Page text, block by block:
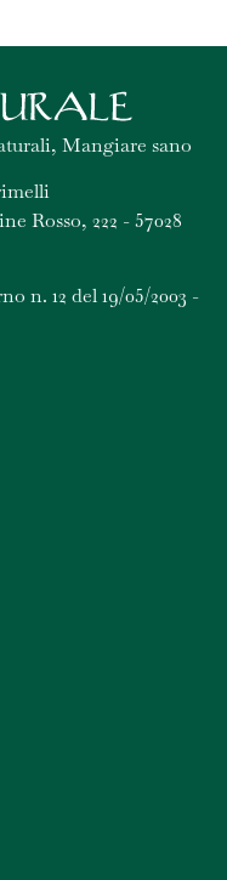
Mangiare sano
Rosso, 222 - 57028
n. 12 del 19/05/2003 -